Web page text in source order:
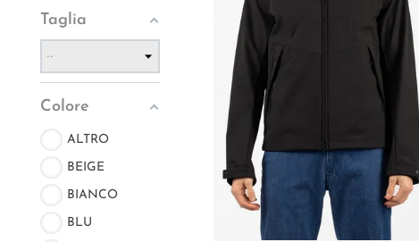
Taglia
Colore
ALTRO
BEIGE
BIANCO
BLU